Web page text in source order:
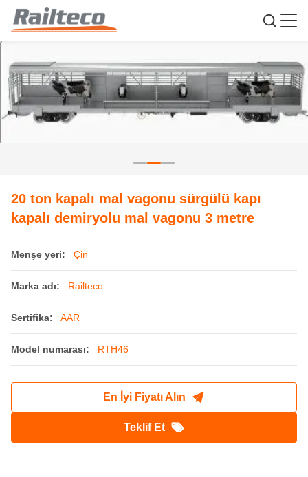
20 ton kapalı mal vagonu sürgülü kapı
kapalı demiryolu mal vagonu 3 metre
Menşe yeri: Çin
Marka adı: Railteco
Sertifika: AAR
Model numarası: RTH46
En İyi Fiyatı Alın
Teklif Et